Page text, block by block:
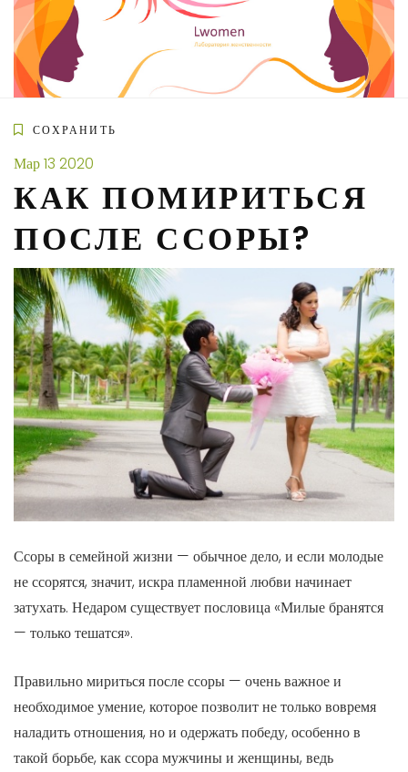
Skip
content
СОХРАНИТЬ
Мар13 2020
КАК ПОМИРИТЬСЯ
ПОСЛЕ ССОРЫ?
Ссоры в семейной жизни — обычное дело, и если молодые
не ссорятся, значит, искра пламенной любви начинает
затухать. Недаром существует пословица «Милые бранятся
— только тешатся».
Правильно мириться после ссоры — очень важное и
необходимое умение, которое позволит не только вовремя
наладить отношения, но и одержать победу, особенно в
такой борьбе, как ссора мужчины и женщины, ведь